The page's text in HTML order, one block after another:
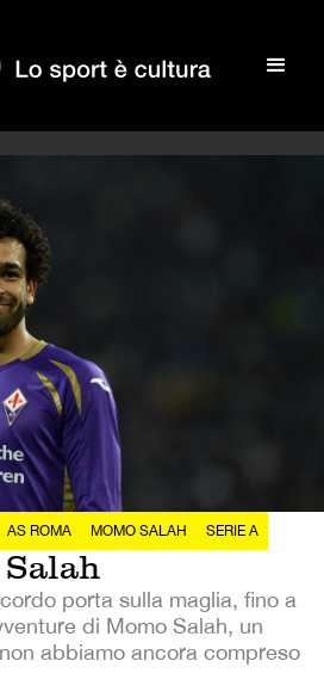
AS ROMA MOMO SALAH SERIE A
porta sulla maglia, fino a
di Momo Salah, un
abbiamo ancora compreso